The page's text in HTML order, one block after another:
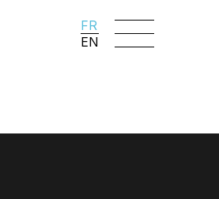
FR
EN